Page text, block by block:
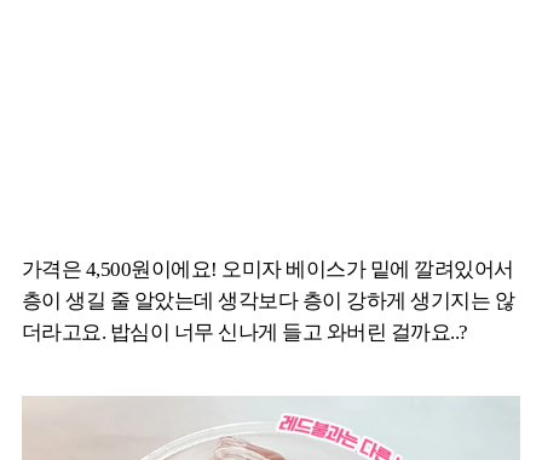
가격은 4,500원이에요! 오미자 베이스가 밑에 깔려있어서
층이 생길 줄 알았는데 생각보다 층이 강하게 생기지는 않
더라고요. 밥심이 너무 신나게 들고 와버린 걸까요..?